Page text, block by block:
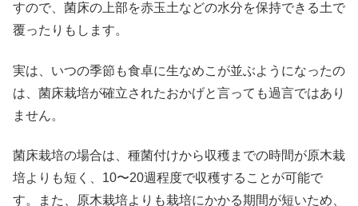
すので、菌床の上部を赤玉土などの水分を保持できる土で
覆ったりもします。
実は、いつの季節も食卓に生なめこが並ぶようになったの
は、菌床栽培が確立されたおかげと言っても過言ではあり
ません。
菌床栽培の場合は、種菌付けから収穫までの時間が原木栽
培よりも短く、10〜20週程度で収穫することが可能で
す。また、原木栽培よりも栽培にかかる期間が短いため、